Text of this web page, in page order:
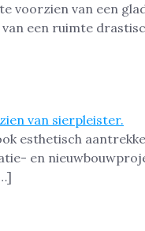
voorzien van een
een ruimte
esthetisch
en